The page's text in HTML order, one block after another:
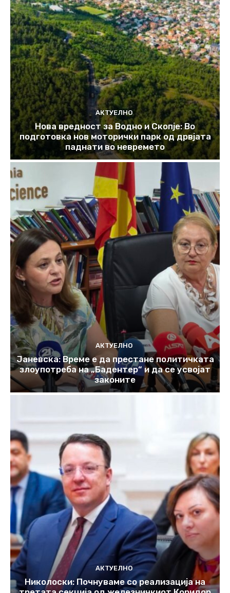
АКТУЕЛНО
Нова вредност за Водно и Скопје: Во
подготовка нов моторички парк од дрвјата
паднати во невремето
АКТУЕЛНО
Јаневска: Време е да престане политичката
злоупотреба на „Бадентер“ и да се усвојат
законите
АКТУЕЛНО
Николоски: Почнуваме со реализација на